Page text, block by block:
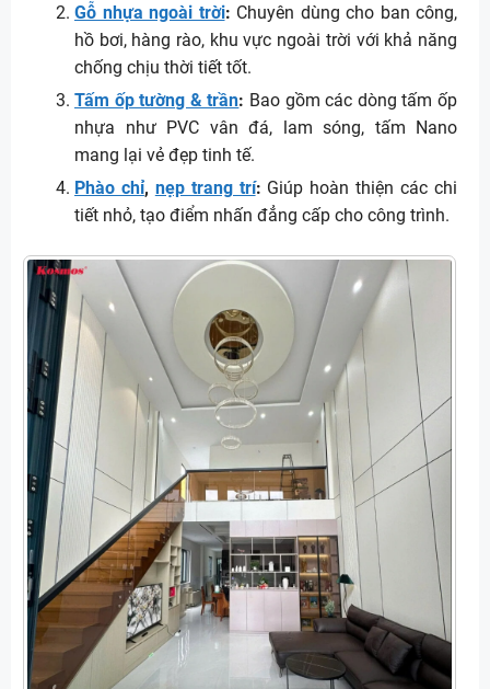
Gỗ nhựa ngoài trời: Chuyên dùng cho ban công,
hồ bơi, hàng rào, khu vực ngoài trời với khả năng
chống chịu thời tiết tốt.
Tấm ốp tường & trần: Bao gồm các dòng tấm ốp
nhựa như PVC vân đá, lam sóng, tấm Nano
mang lại vẻ đẹp tinh tế.
Phào chỉ, nẹp trang trí: Giúp hoàn thiện các chi
tiết nhỏ, tạo điểm nhấn đẳng cấp cho công trình.